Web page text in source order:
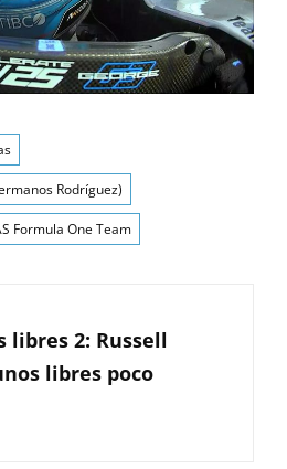
Rodríguez)
Formula One Team
libres 2: Russell
libres poco